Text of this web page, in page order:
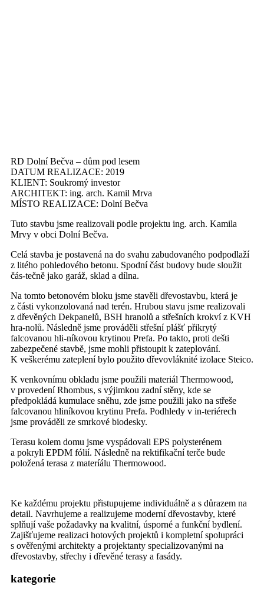
RD Dolní Bečva – dům pod lesem
DATUM REALIZACE: 2019
KLIENT: Soukromý investor
ARCHITEKT: ing. arch. Kamil Mrva
MÍSTO REALIZACE: Dolní Bečva
Tuto stavbu jsme realizovali podle projektu ing. arch. Kamila
Mrvy v obci Dolní Bečva.
Celá stavba je postavená na do svahu zabudovaného podpodlaží
z litého pohledového betonu. Spodní část budovy bude sloužit
čás-tečně jako garáž, sklad a dílna.
Na tomto betonovém bloku jsme stavěli dřevostavbu, která je
z části vykonzolovaná nad terén. Hrubou stavu jsme realizovali
z dřevěných Dekpanelů, BSH hranolů a střešních krokví z KVH
hra-nolů. Následně jsme prováděli střešní plášť přikrytý
falcovanou hli-níkovou krytinou Prefa. Po takto, proti dešti
zabezpečené stavbě, jsme mohli přistoupit k zateplování.
K veškerému zateplení bylo použito dřevovláknité izolace Steico.
K venkovnímu obkladu jsme použili materiál Thermowood,
v provedení Rhombus, s výjimkou zadní stěny, kde se
předpokládá kumulace sněhu, zde jsme použili jako na střeše
falcovanou hliníkovou krytinu Prefa. Podhledy v in-teriérech
jsme prováděli ze smrkové biodesky.
Terasu kolem domu jsme vyspádovali EPS polysterénem
a pokryli EPDM fólií. Následně na rektifikační terče bude
položená terasa z materíálu Thermowood.
Ke každému projektu přistupujeme individuálně a s důrazem na
detail. Navrhujeme a realizujeme moderní dřevostavby, které
splňují vaše požadavky na kvalitní, úsporné a funkční bydlení.
Zajišťujeme realizaci hotových projektů i kompletní spolupráci
s ověřenými architekty a projektanty specializovanými na
dřevostavby, střechy i dřevěné terasy a fasády.
kategorie